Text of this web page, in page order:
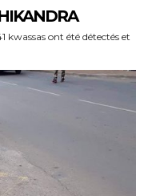
kwassas ont été détectés et